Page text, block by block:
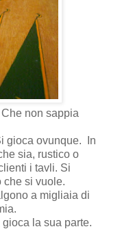
non sappia
gioca ovunque. In
sia, rustico o
i tavli. Si
che si vuole.
a migliaia di
la sua parte.